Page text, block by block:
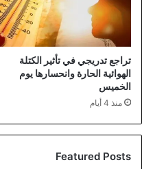
تراجع تدريجي في تأثير الكتلة
الهوائية الحارة وانحسارها يوم
الخميس
منذ 4 أيام
Featured Posts